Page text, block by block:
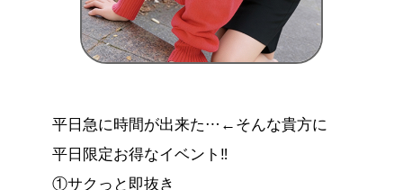
平日急に時間が出来た…←そんな貴方に
平日限定お得なイベント‼
①サクっと即抜き